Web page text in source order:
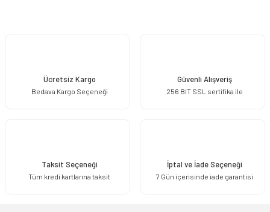
Ücretsiz Kargo
Bedava Kargo Seçeneği
Güvenli Alışveriş
256 BIT SSL sertifika ile
Taksit Seçeneği
Tüm kredi kartlarına taksit
İptal ve İade Seçeneği
7 Gün içerisinde iade garantisi